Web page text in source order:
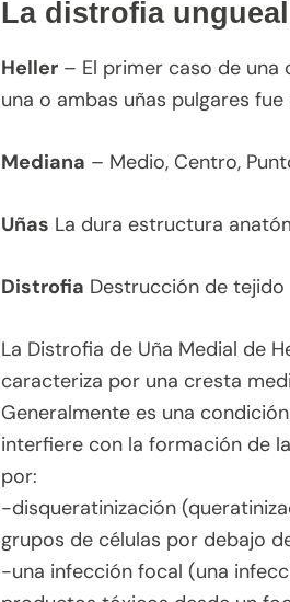
La distrofia
Heller – El primer caso de una
una o ambas uñas pulgares
Mediana – Medio, Centro,
Uñas La dura estructura
Distrofia Destrucción de tejido
La Distrofia de Uña Medial de
caracteriza por una cresta
Generalmente es una
interfiere con la formación de
por:
-disqueratinización
grupos de células por debajo
-una infección focal (una